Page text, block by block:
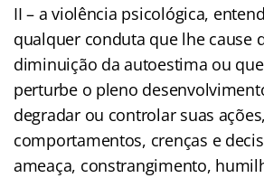
II – a violência psicológica,
qualquer conduta que lhe cause
diminuição da autoestima ou
perturbe o pleno
degradar ou controlar suas ações,
comportamentos, crenças e
ameaça, constrangimento,